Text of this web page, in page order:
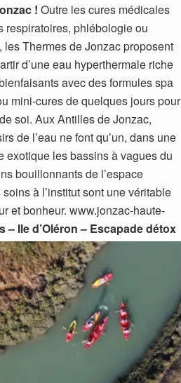
! Outre les cures médicales
respiratoires, phlébologie ou
les Thermes de Jonzac proposent
d’une eau hyperthermale riche
avec des formules spa
mini-cures de quelques jours pour
soi. Aux Antilles de Jonzac,
de l’eau ne font qu’un, dans une
exotique les bassins à vagues du
bouillonnants de l’espace
à l’institut sont une véritable
et bonheur. www.jonzac-haute-
Ile d’Oléron – Escapade détox